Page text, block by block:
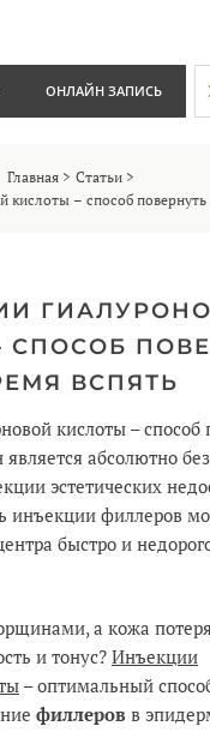
ОНЛАЙН ЗАПИСЬ
Главная
Статьи
кислоты – способ повернуть
СПОСОБ
ВСПЯТЬ
кислоты – способ
является абсолютно
эстетических
инъекции филлеров
быстро и
а кожа
и тонус? Инъекции
– оптимальный
филлеров в